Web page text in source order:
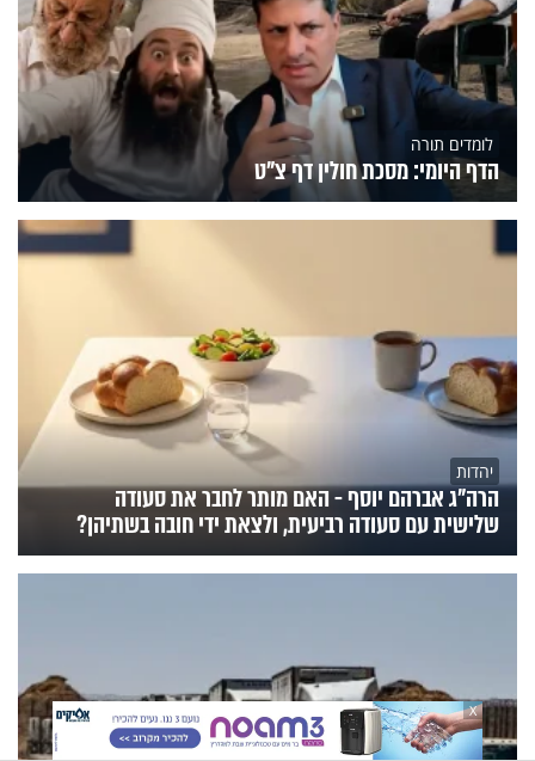
לומדים תורה
הדף היומי: מסכת חולין דף צ"ט
יהדות
הרה"ג אברהם יוסף - האם מותר לחבר את סעודה
שלישית עם סעודה רביעית, ולצאת ידי חובה בשתיהן?
X